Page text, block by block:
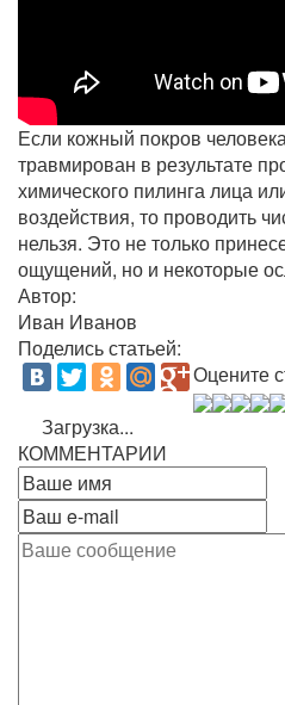
Если кожный покров
травмирован в результате
химического пилинга лица
воздействия, то проводить
нельзя. Это не только
ощущений, но и некоторые
Автор:
Иван Иванов
Поделись статьей:
Оцените
Загрузка...
КОММЕНТАРИИ